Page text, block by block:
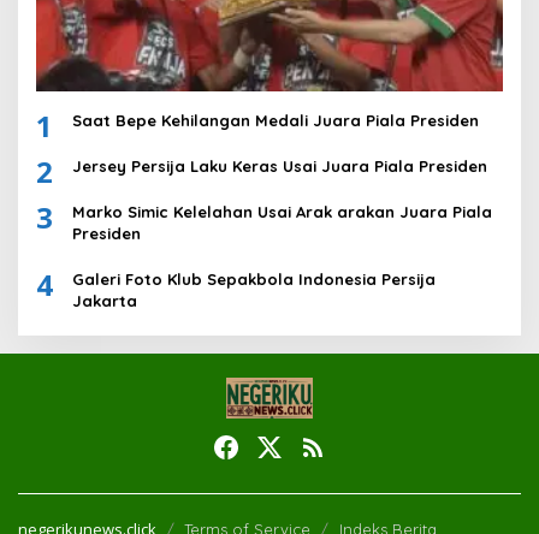
1 Saat Bepe Kehilangan Medali Juara Piala Presiden
2 Jersey Persija Laku Keras Usai Juara Piala Presiden
3
Marko Simic Kelelahan Usai Arak arakan Juara Piala
Presiden
4
Galeri Foto Klub Sepakbola Indonesia Persija
Jakarta
negerikunews.click Terms of Service Indeks Berita